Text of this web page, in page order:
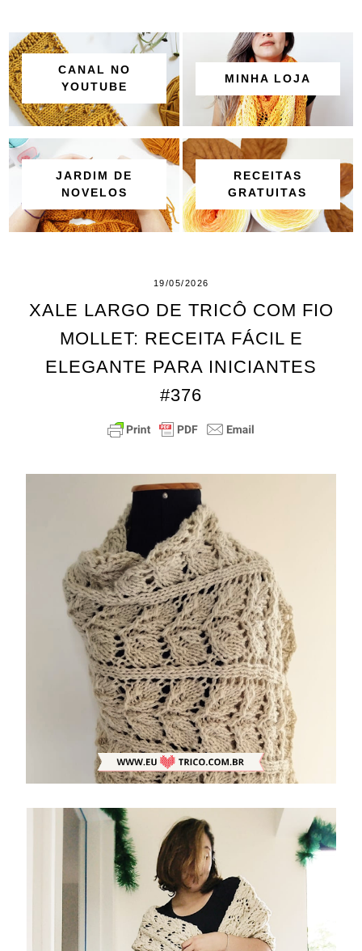
CANAL NO
YOUTUBE
MINHA LOJA
JARDIM DE
NOVELOS
RECEITAS
GRATUITAS
19/05/2026
XALE LARGO DE TRICÔ COM FIO
MOLLET: RECEITA FÁCIL E
ELEGANTE PARA INICIANTES
#376